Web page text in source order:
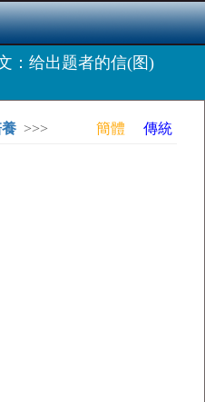
：给出题者的信(图)
>>> 簡體 傳統